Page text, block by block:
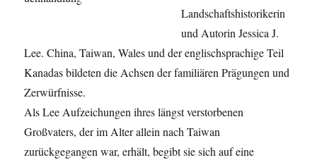
Landschaftshistorikerin
und Autorin Jessica J.
Lee. China, Taiwan, Wales und der englischsprachige Teil
Kanadas bildeten die Achsen der familiären Prägungen und
Zerwürfnisse.
Als Lee Aufzeichungen ihres längst verstorbenen
Großvaters, der im Alter allein nach Taiwan
zurückgegangen war, erhält, begibt sie sich auf eine